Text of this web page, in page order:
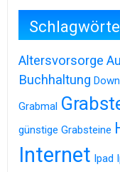
Altersvorsorge
Buchhaltung
Grabmal
günstige Grabsteine
Internet Ipad